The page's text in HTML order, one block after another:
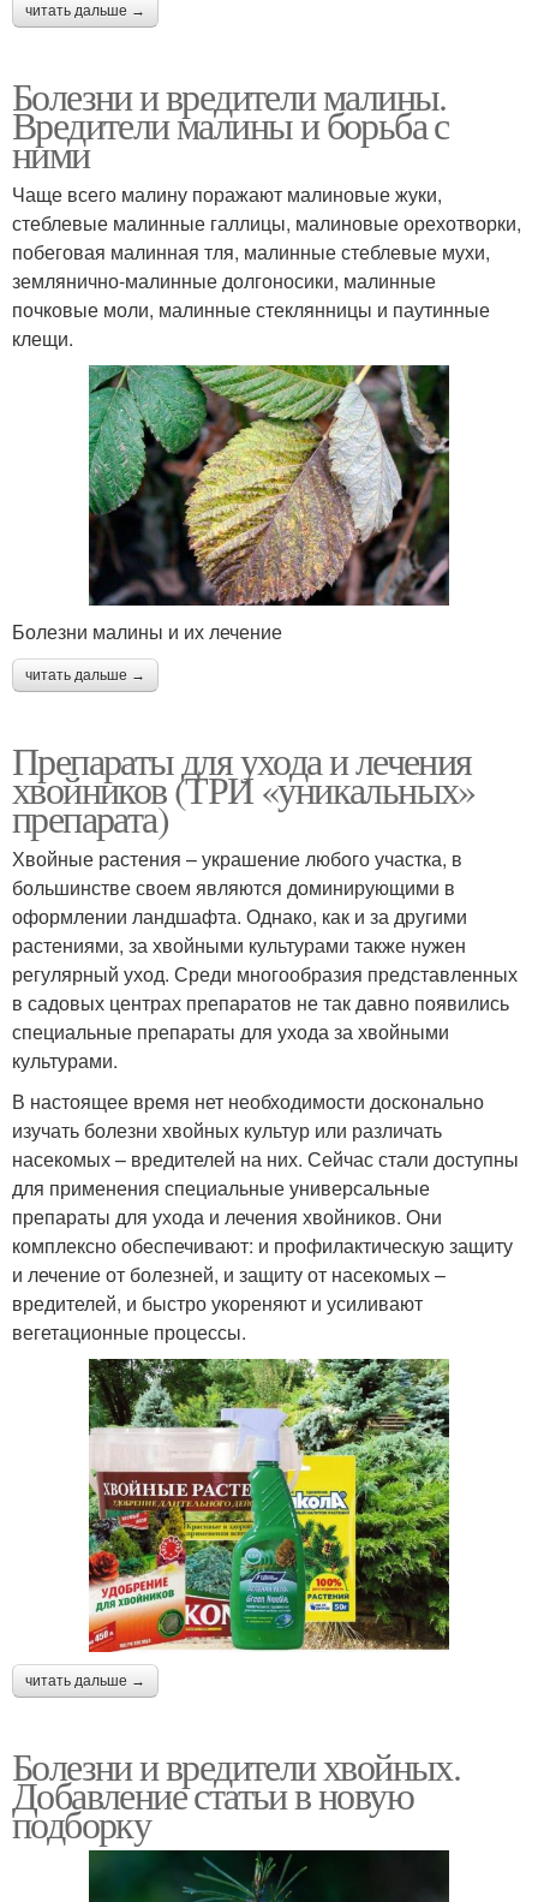
читать дальше →
Болезни и вредители малины.
Вредители малины и борьба с
ними
Чаще всего малину поражают малиновые жуки,
стеблевые малинные галлицы, малиновые орехотворки,
побеговая малинная тля, малинные стеблевые мухи,
землянично-малинные долгоносики, малинные
почковые моли, малинные стеклянницы и паутинные
клещи.
Болезни малины и их лечение
читать дальше →
Препараты для ухода и лечения
хвойников (ТРИ «уникальных»
препарата)
Хвойные растения – украшение любого участка, в
большинстве своем являются доминирующими в
оформлении ландшафта. Однако, как и за другими
растениями, за хвойными культурами также нужен
регулярный уход. Среди многообразия представленных
в садовых центрах препаратов не так давно появились
специальные препараты для ухода за хвойными
культурами.
В настоящее время нет необходимости досконально
изучать болезни хвойных культур или различать
насекомых – вредителей на них. Сейчас стали доступны
для применения специальные универсальные
препараты для ухода и лечения хвойников. Они
комплексно обеспечивают: и профилактическую защиту
и лечение от болезней, и защиту от насекомых –
вредителей, и быстро укореняют и усиливают
вегетационные процессы.
читать дальше →
Болезни и вредители хвойных.
Добавление статьи в новую
подборку